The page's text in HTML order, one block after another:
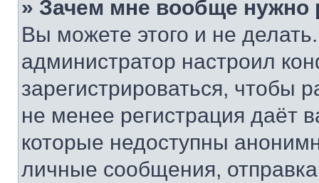
» Зачем мне вообще нужно
Вы можете этого и не
администратор настроил
зарегистрироваться, чтобы
не менее регистрация даёт
которые недоступны
личные сообщения,